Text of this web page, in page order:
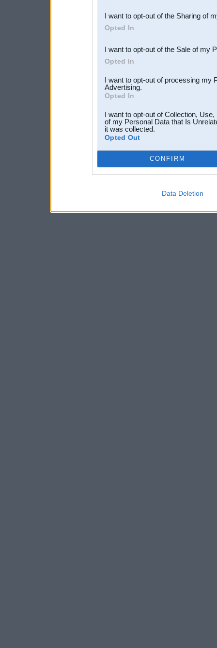
Downstream Participants
third parties.
I want to opt-out of the Sharing of
Opted In
I want to opt-out of the Sale of my
Opted In
I want to opt-out of processing my
Advertising.
Opted In
I want to opt-out of Collection,
of my Personal Data that Is
it was collected.
Opted Out
CONFIRM
Data Deletion